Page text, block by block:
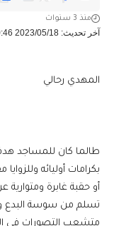
آخر تحديث: 2023/05/18 at 10:46 مساءً
منذ 3 سنوات
المهدي رحالي
طالما كان للمساجد هدف
بكرامات أوليائه
أو حقبة غابرة
تسلم من سوسة البدع
متشعب التصورات في